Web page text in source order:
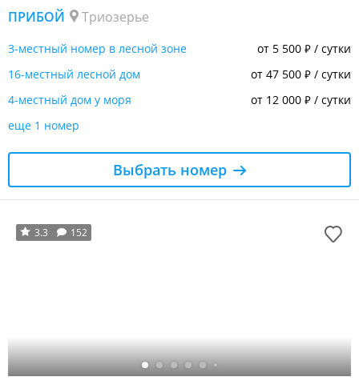
ПРИБОЙ Триозерье
3-местный номер в лесной зоне от 5 500 ₽ / сутки
16-местный лесной дом
от 47 500 ₽ / сутки
4-местный дом у моря
от 12 000 ₽ / сутки
еще 1 номер
Выбрать номер
3.3 152